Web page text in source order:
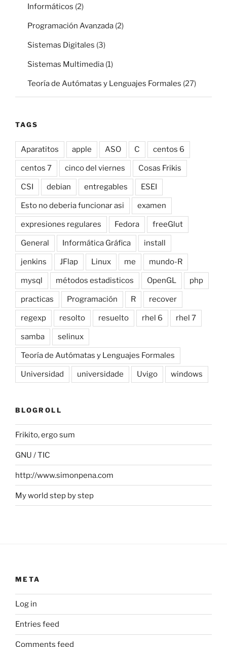
Informáticos (2)
Programación Avanzada (2)
Sistemas Digitales (3)
Sistemas Multimedia (1)
Teoría de Autómatas y Lenguajes Formales (27)
TAGS
Aparatitos apple ASO C centos 6
centos 7 cinco del viernes Cosas Frikis
CSI debian entregables ESEI
Esto no deberia funcionar asi examen
expresiones regulares Fedora freeGlut
General Informática Gráfica install
jenkins JFlap Linux me mundo-R
mysql métodos estadisticos OpenGL php
practicas Programación R recover
regexp resolto resuelto rhel 6 rhel 7
samba selinux
Teoría de Autómatas y Lenguajes Formales
Universidad universidade Uvigo windows
BLOGROLL
Frikito, ergo sum
GNU / TIC
http://www.simonpena.com
My world step by step
META
Log in
Entries feed
Comments feed